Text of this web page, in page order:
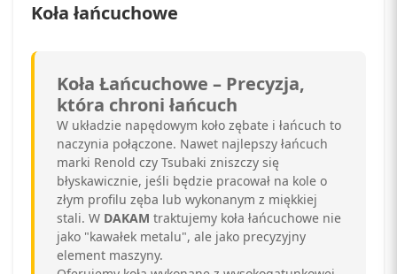
Koła łańcuchowe
Koła Łańcuchowe – Precyzja,
która chroni łańcuch
W układzie napędowym koło zębate i łańcuch to
naczynia połączone. Nawet najlepszy łańcuch
marki Renold czy Tsubaki zniszczy się
błyskawicznie, jeśli będzie pracował na kole o
złym profilu zęba lub wykonanym z miękkiej
stali. W DAKAM traktujemy koła łańcuchowe nie
jako "kawałek metalu", ale jako precyzyjny
element maszyny.